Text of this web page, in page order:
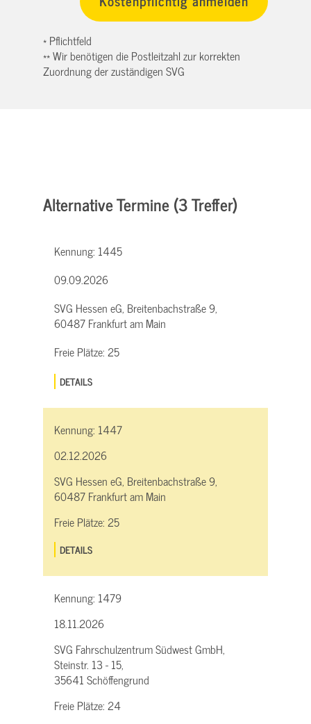
* Pflichtfeld
** Wir benötigen die Postleitzahl zur korrekten
Zuordnung der zuständigen SVG
Alternative Termine (3 Treffer)
Kennung: 1445
09.09.2026
SVG Hessen eG, Breitenbachstraße 9,
60487 Frankfurt am Main
Freie Plätze:25
DETAILS
Kennung: 1447
02.12.2026
SVG Hessen eG, Breitenbachstraße 9,
60487 Frankfurt am Main
Freie Plätze:25
DETAILS
Kennung: 1479
18.11.2026
SVG Fahrschulzentrum Südwest GmbH,
Steinstr. 13 - 15,
35641 Schöffengrund
Freie Plätze:24